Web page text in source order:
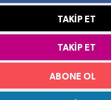
TAKIP ET
TAKIP ET
ABONE OL